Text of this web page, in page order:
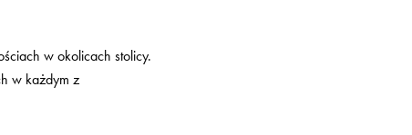
w okolicach stolicy.
w każdym z